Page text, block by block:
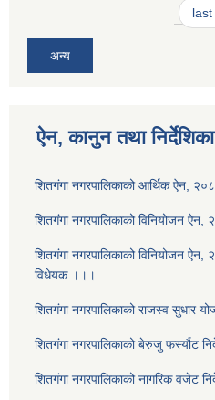
last
अन्य
ऐन, कानुन तथा निर्देशिका
शितगंगा नगरपालिकाको आर्थिक ऐन,
शितगंगा नगरपालिकाको विनियोजन ऐन,
शितगंगा नगरपालिकाको विनियोजन
विधेयक ।।।
शितगंगा नगरपालिकाको राजस्व सुधार
शितगंगा नगरपालिकाको बेरुजु फर्स्यौट
शितगंगा नगरपालिकाको नागरिक वजेट